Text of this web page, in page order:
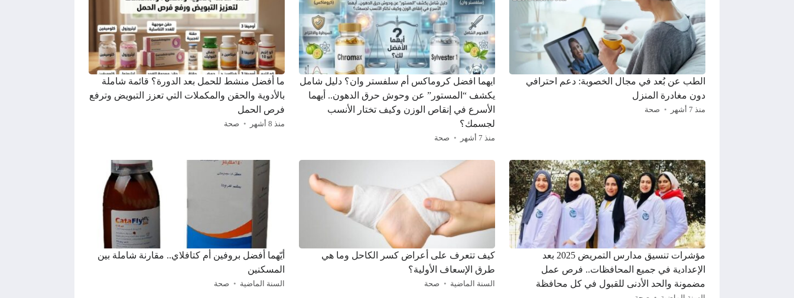
الطب عن بُعد في مجال الخصوبة: دعم احترافي
دون مغادرة المنزل
منذ 7 أشهر صحة
ايهما افضل كروماكس أم سلفستر وان؟ دليل شامل
يكشف “المستور” عن وحوش حرق الدهون.. أيهما
الأسرع في إنقاص الوزن وكيف تختار الأنسب
لجسمك؟
منذ 7 أشهر صحة
ما أفضل منشط للحمل بعد الدورة؟ قائمة شاملة
بالأدوية والحقن والمكملات التي تعزز التبويض وترفع
فرص الحمل
منذ 8 أشهر صحة
مؤشرات تنسيق مدارس التمريض 2025 بعد
الإعدادية في جميع المحافظات.. فرص عمل
مضمونة والحد الأدنى للقبول في كل محافظة
كيف تتعرف على أعراض كسر الكاحل وما هي
طرق الإسعاف الأولية؟
السنة الماضية صحة
أيّهما أفضل بروفين أم كتافلاي.. مقارنة شاملة بين
المسكنين
السنة الماضية صحة